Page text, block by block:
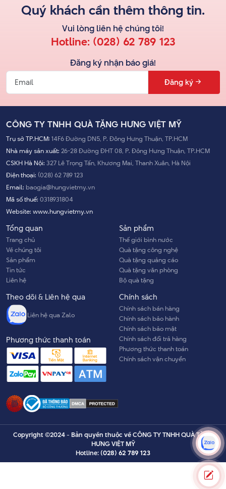
Quý khách cần thêm thông tin.
Vui lòng liên hệ chúng tôi!
Hotline: (028) 62 789 123
Đăng ký nhận báo giá!
Đăng ký
CÔNG TY TNHH QUÀ TẶNG HƯNG VIỆT MỸ
Trụ sở TP.HCM: 14F6 Đường DN5, P. Đông Hưng Thuận, TP.HCM
Nhà máy sản xuất: 26-28 Đường ĐHT 08, P. Đông Hưng Thuận, TP.HCM
CSKH Hà Nội: 327 Lê Trọng Tấn, Khương Mai, Thanh Xuân, Hà Nội
Điện thoại: (028) 62 789 123
Email: baogia@hungvietmy.vn
Mã số thuế: 0318931804
Website: www.hungvietmy.vn
Tổng quan
Trang chủ
Về chúng tôi
Sản phẩm
Tin tức
Liên hệ
Sản phẩm
Thế giới bình nước
Quà tặng công nghệ
Quà tặng quảng cáo
Quà tặng văn phòng
Bộ quà tặng
Chính sách
Chính sách bán hàng
Chính sách bảo hành
Chính sách bảo mật
Chính sách đổi trả hàng
Phương thức thanh toán
Chính sách vận chuyển
Theo dõi & Liên hệ qua
Liên hệ qua Zalo
Phương thức thanh toán
Copyright ©2024 - Bản quyền thuộc về CÔNG TY TNHH QUÀ TẶNG
HƯNG VIỆT MỸ
Hotline:(028) 62 789 123